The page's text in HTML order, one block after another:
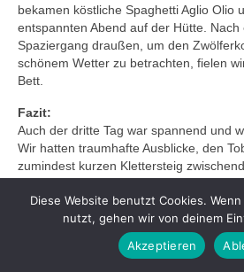
bekamen köstliche Spaghetti Aglio Olio
entspannten Abend auf der Hütte. Nach
Spaziergang draußen, um den
schönem Wetter zu betrachten, fielen
Bett.
Fazit:
Auch der dritte Tag war spannend und
Wir hatten traumhafte Ausblicke, den
zumindest kurzen Klettersteig
viele dort ihren Wanderurlaub
Diese Website benutzt Cookies.
nutzt, gehen wir von deinem
Akzeptieren